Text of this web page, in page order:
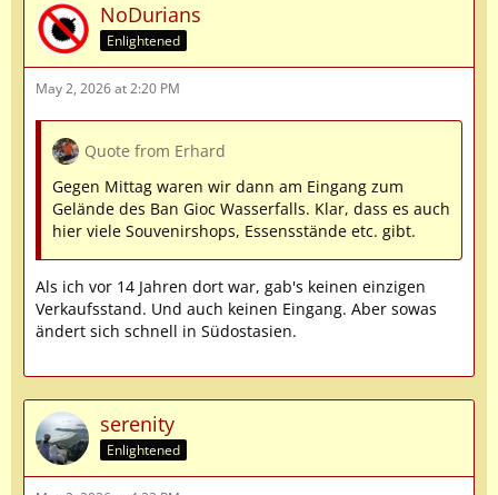
NoDurians
Enlightened
May 2, 2026 at 2:20 PM
Quote from Erhard
Gegen Mittag waren wir dann am Eingang zum
Gelände des Ban Gioc Wasserfalls. Klar, dass es auch
hier viele Souvenirshops, Essensstände etc. gibt.
Als ich vor 14 Jahren dort war, gab's keinen einzigen
Verkaufsstand. Und auch keinen Eingang. Aber sowas
ändert sich schnell in Südostasien.
serenity
Enlightened